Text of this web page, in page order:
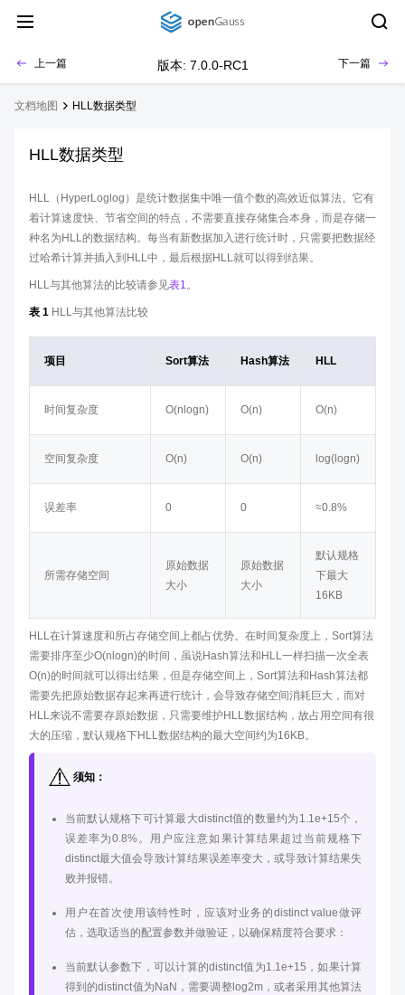
上一篇 版本: 7.0.0-RC1 下一篇
文档地图 HLL数据类型
HLL数据类型
HLL（HyperLoglog）是统计数据集中唯一值个数的高效近似算法。它有
着计算速度快、节省空间的特点，不需要直接存储集合本身，而是存储一
种名为HLL的数据结构。每当有新数据加入进行统计时，只需要把数据经
过哈希计算并插入到HLL中，最后根据HLL就可以得到结果。
HLL与其他算法的比较请参见表1。
表 1 HLL与其他算法比较
项目 Sort算法 Hash算法 HLL
时间复杂度 O(nlogn) O(n) O(n)
空间复杂度 O(n) O(n) log(logn)
误差率 0 0 ≈0.8%
所需存储空间
原始数据
大小
原始数据
大小
默认规格
下最大
16KB
HLL在计算速度和所占存储空间上都占优势。在时间复杂度上，Sort算法
需要排序至少O(nlogn)的时间，虽说Hash算法和HLL一样扫描一次全表
O(n)的时间就可以得出结果，但是存储空间上，Sort算法和Hash算法都
需要先把原始数据存起来再进行统计，会导致存储空间消耗巨大，而对
HLL来说不需要存原始数据，只需要维护HLL数据结构，故占用空间有很
大的压缩，默认规格下HLL数据结构的最大空间约为16KB。
须知：
当前默认规格下可计算最大distinct值的数量约为1.1e+15个，
误差率为0.8%。用户应注意如果计算结果超过当前规格下
distinct最大值会导致计算结果误差率变大，或导致计算结果失
败并报错。
用户在首次使用该特性时，应该对业务的distinct value做评
估，选取适当的配置参数并做验证，以确保精度符合要求：
当前默认参数下，可以计算的distinct值为1.1e+15，如果计算
得到的distinct值为NaN，需要调整log2m，或者采用其他算法